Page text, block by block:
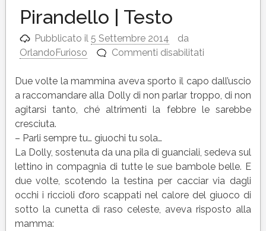
Pirandello | Testo
Pubblicato il5 Settembre 2014
da
OrlandoFurioso
Commenti disabilitati
di
Luigi
Pirandello
Due volte la mammina aveva sporto il capo dall’uscio
a raccomandare alla Dolly di non parlar troppo, di non
agitarsi tanto, ché altrimenti la febbre le sarebbe
cresciuta.
– Parli sempre tu… giuochi tu sola…
La Dolly, sostenuta da una pila di guanciali, sedeva sul
lettino in compagnia di tutte le sue bambole belle. E
due volte, scotendo la testina per cacciar via dagli
occhi i riccioli d’oro scappati nel calore del giuoco di
sotto la cunetta di raso celeste, aveva risposto alla
mamma: